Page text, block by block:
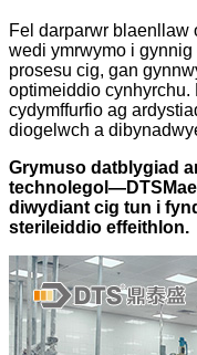
Fel darparwr blaenllaw
wedi ymrwymo i
prosesu cig, gan
optimeiddio cynhyrchu.
cydymffurfio ag
diogelwch a
Grymuso datblygiad
technolegol—DTS
diwydiant cig tun i
sterileiddio effeithlon.